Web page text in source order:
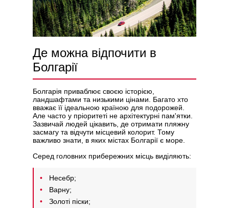
Де можна відпочити в
Болгарії
Болгарія приваблює своєю історією,
ландшафтами та низькими цінами. Багато хто
вважає її ідеальною країною для подорожей.
Але часто у пріоритеті не архітектурні пам'ятки.
Зазвичай людей цікавить, де отримати пляжну
засмагу та відчути місцевий колорит. Тому
важливо знати, в яких містах Болгарії є море.
Серед головних прибережних місць виділяють:
Несебр;
Варну;
Золоті піски;